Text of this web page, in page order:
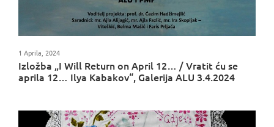
Izložba „I Will Return on April 12… / Vratit ću se
aprila 12… Ilya Kabakov“, Galerija ALU 3.4.2024
1 Aprila, 2024